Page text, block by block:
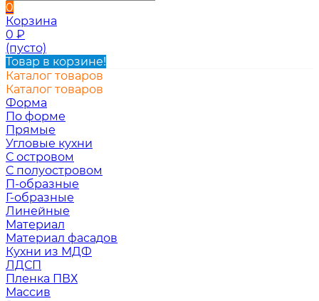
0
Корзина
0 ₽
(пусто)
Товар в корзине!
Каталог товаров
Каталог товаров
Форма
По форме
Прямые
Угловые кухни
С островом
С полуостровом
П-образные
Г-образные
Линейные
Материал
Материал фасадов
Кухни из МДФ
ЛДСП
Пленка ПВХ
Массив